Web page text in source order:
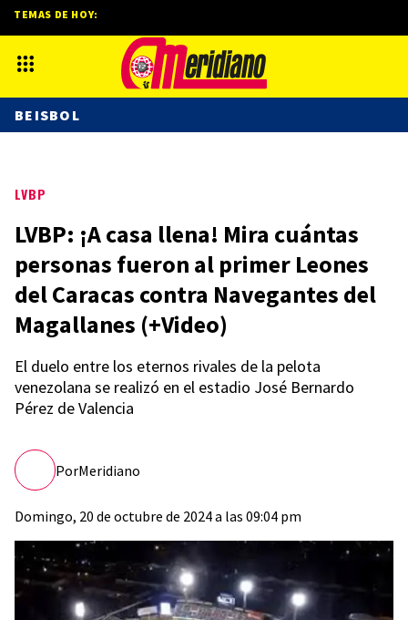
LVBP
LVBP: ¡A casa llena! Mira cuántas
personas fueron al primer Leones
del Caracas contra Navegantes del
Magallanes (+Video)
El duelo entre los eternos rivales de la pelota
venezolana se realizó en el estadio José Bernardo
Pérez de Valencia
PorMeridiano
Domingo, 20 de octubre de 2024 a las 09:04 pm
TEMAS DE HOY:
BEISBOL